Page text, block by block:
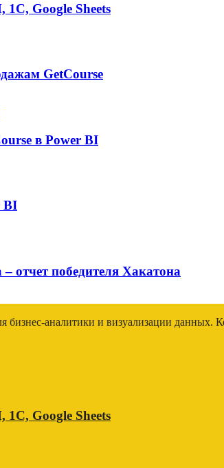
Google Sheets
GetCourse
в Power BI
BI
отчет победителя Хакатона
бизнес-аналитики и визуализации данных.
Google Sheets